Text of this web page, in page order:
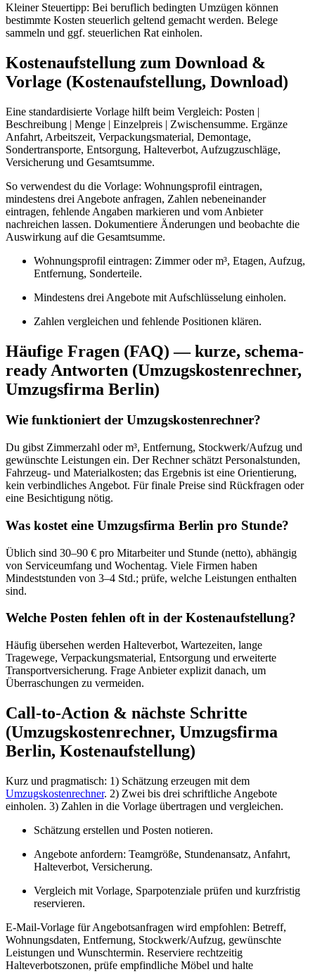
Kleiner Steuertipp: Bei beruflich bedingten Umzügen können
bestimmte Kosten steuerlich geltend gemacht werden. Belege
sammeln und ggf. steuerlichen Rat einholen.
Kostenaufstellung zum Download &
Vorlage (Kostenaufstellung, Download)
Eine standardisierte Vorlage hilft beim Vergleich: Posten |
Beschreibung | Menge | Einzelpreis | Zwischensumme. Ergänze
Anfahrt, Arbeitszeit, Verpackungsmaterial, Demontage,
Sondertransporte, Entsorgung, Halteverbot, Aufzugzuschläge,
Versicherung und Gesamtsumme.
So verwendest du die Vorlage: Wohnungsprofil eintragen,
mindestens drei Angebote anfragen, Zahlen nebeneinander
eintragen, fehlende Angaben markieren und vom Anbieter
nachreichen lassen. Dokumentiere Änderungen und beobachte die
Auswirkung auf die Gesamtsumme.
Wohnungsprofil eintragen: Zimmer oder m³, Etagen, Aufzug,
Entfernung, Sonderteile.
Mindestens drei Angebote mit Aufschlüsselung einholen.
Zahlen vergleichen und fehlende Positionen klären.
Häufige Fragen (FAQ) — kurze, schema-
ready Antworten (Umzugskostenrechner,
Umzugsfirma Berlin)
Wie funktioniert der Umzugskostenrechner?
Du gibst Zimmerzahl oder m³, Entfernung, Stockwerk/Aufzug und
gewünschte Leistungen ein. Der Rechner schätzt Personalstunden,
Fahrzeug- und Materialkosten; das Ergebnis ist eine Orientierung,
kein verbindliches Angebot. Für finale Preise sind Rückfragen oder
eine Besichtigung nötig.
Was kostet eine Umzugsfirma Berlin pro Stunde?
Üblich sind 30–90 € pro Mitarbeiter und Stunde (netto), abhängig
von Serviceumfang und Wochentag. Viele Firmen haben
Mindeststunden von 3–4 Std.; prüfe, welche Leistungen enthalten
sind.
Welche Posten fehlen oft in der Kostenaufstellung?
Häufig übersehen werden Halteverbot, Wartezeiten, lange
Tragewege, Verpackungsmaterial, Entsorgung und erweiterte
Transportversicherung. Frage Anbieter explizit danach, um
Überraschungen zu vermeiden.
Call-to-Action & nächste Schritte
(Umzugskostenrechner, Umzugsfirma
Berlin, Kostenaufstellung)
Kurz und pragmatisch: 1) Schätzung erzeugen mit dem
Umzugskostenrechner. 2) Zwei bis drei schriftliche Angebote
einholen. 3) Zahlen in die Vorlage übertragen und vergleichen.
Schätzung erstellen und Posten notieren.
Angebote anfordern: Teamgröße, Stundenansatz, Anfahrt,
Halteverbot, Versicherung.
Vergleich mit Vorlage, Sparpotenziale prüfen und kurzfristig
reservieren.
E-Mail‑Vorlage für Angebotsanfragen wird empfohlen: Betreff,
Wohnungsdaten, Entfernung, Stockwerk/Aufzug, gewünschte
Leistungen und Wunschtermin. Reserviere rechtzeitig
Halteverbotszonen, prüfe empfindliche Möbel und halte